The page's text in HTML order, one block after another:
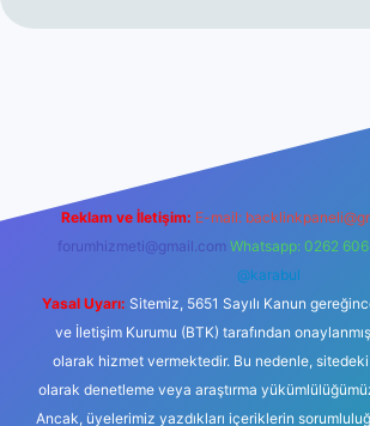
Reklam ve İletişim: E-mail:
forumhizmeti@gmail.com Whatsapp: 0262
@karabul
Yasal Uyarı: Sitemiz, 5651 Sayılı Kanun
ve İletişim Kurumu (BTK) tarafından
olarak hizmet vermektedir. Bu nedenle,
olarak denetleme veya araştırma
Ancak, üyelerimiz yazdıkları içeriklerin